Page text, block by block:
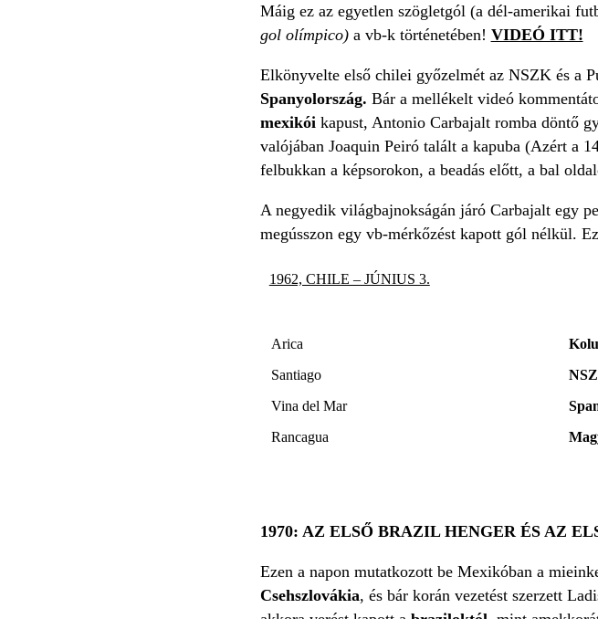
Máig ez az egyetlen szögletgól (a dél-amerikai
gol olímpico) a vb-k történetében! VIDEÓ ITT!
Elkönyvelte első chilei győzelmét az NSZK és a
Spanyolország. Bár a mellékelt videó
mexikói kapust, Antonio Carbajalt romba döntő
valójában Joaquin Peiró talált a kapuba (Azért a
felbukkan a képsorokon, a beadás előtt, a bal
A negyedik világbajnokságán járó Carbajalt egy
megússzon egy vb-mérkőzést kapott gól nélkül.
Arica
Santiago
Vina del Mar
Rancagua
1962, CHILE – JÚNIUS 3.
1970: AZ ELSŐ BRAZIL HENGER ÉS AZ
Ezen a napon mutatkozott be Mexikóban a
Csehszlovákia, és bár korán vezetést szerzett